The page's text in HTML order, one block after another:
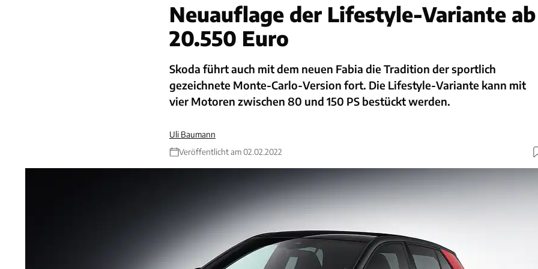
Neuauflage der Lifestyle-Variante ab
20.550 Euro
Skoda führt auch mit dem neuen Fabia die Tradition der sportlich
gezeichnete Monte-Carlo-Version fort. Die Lifestyle-Variante kann mit
vier Motoren zwischen 80 und 150 PS bestückt werden.
Uli Baumann
Veröffentlicht am 02.02.2022